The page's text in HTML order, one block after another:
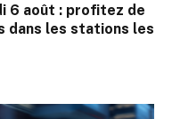
6 août : profitez de
dans les stations les